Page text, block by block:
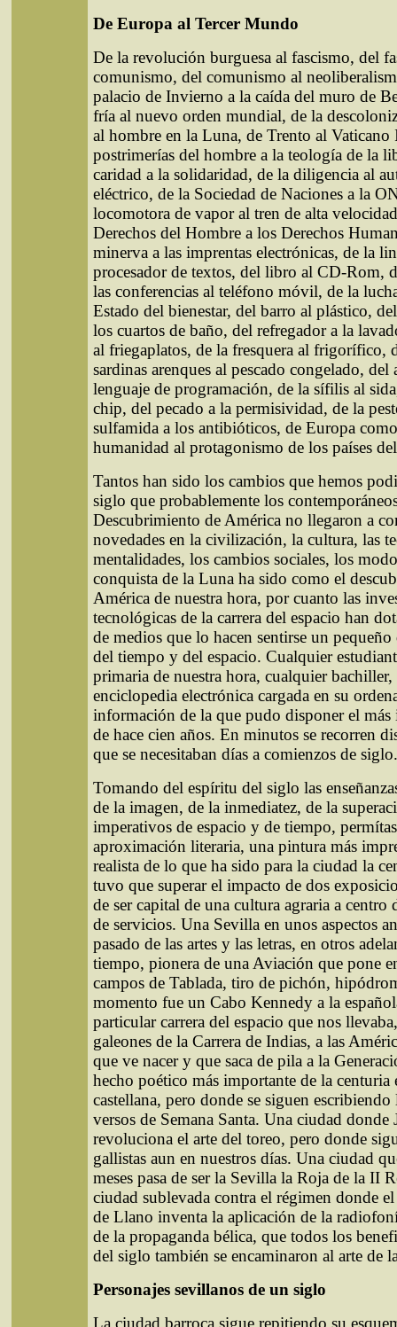
De Europa al Tercer Mundo
De la revolución burguesa al fascismo, del
comunismo, del comunismo al
palacio de Invierno a la caída del muro de
fría al nuevo orden mundial, de la
al hombre en la Luna, de Trento al Vaticano
postrimerías del hombre a la teología de la
caridad a la solidaridad, de la diligencia al
eléctrico, de la Sociedad de Naciones a la
locomotora de vapor al tren de alta
Derechos del Hombre a los Derechos
minerva a las imprentas electrónicas, de la
procesador de textos, del libro al CD-Rom,
las conferencias al teléfono móvil, de la
Estado del bienestar, del barro al plástico,
los cuartos de baño, del refregador a la
al friegaplatos, de la fresquera al frigorífico,
sardinas arenques al pescado congelado, del
lenguaje de programación, de la sífilis al
chip, del pecado a la permisividad, de la
sulfamida a los antibióticos, de Europa
humanidad al protagonismo de los países
Tantos han sido los cambios que hemos
siglo que probablemente los
Descubrimiento de América no llegaron a
novedades en la civilización, la cultura, las
mentalidades, los cambios sociales, los
conquista de la Luna ha sido como el
América de nuestra hora, por cuanto las
tecnológicas de la carrera del espacio han
de medios que lo hacen sentirse un
del tiempo y del espacio. Cualquier
primaria de nuestra hora, cualquier bachiller,
enciclopedia electrónica cargada en su
información de la que pudo disponer el
de hace cien años. En minutos se recorren
que se necesitaban días a comienzos de siglo.
Tomando del espíritu del siglo las
de la imagen, de la inmediatez, de la
imperativos de espacio y de tiempo,
aproximación literaria, una pintura más
realista de lo que ha sido para la ciudad la
tuvo que superar el impacto de dos
de ser capital de una cultura agraria a centro
de servicios. Una Sevilla en unos aspectos
pasado de las artes y las letras, en otros
tiempo, pionera de una Aviación que pone
campos de Tablada, tiro de pichón,
momento fue un Cabo Kennedy a la
particular carrera del espacio que nos
galeones de la Carrera de Indias, a las
que ve nacer y que saca de pila a la
hecho poético más importante de la centuria
castellana, pero donde se siguen escribiendo
versos de Semana Santa. Una ciudad donde
revoluciona el arte del toreo, pero donde
gallistas aun en nuestros días. Una ciudad
meses pasa de ser la Sevilla la Roja de la II
ciudad sublevada contra el régimen donde
de Llano inventa la aplicación de la
de la propaganda bélica, que todos los
del siglo también se encaminaron al arte de
Personajes sevillanos de un siglo
La ciudad barroca sigue repitiendo su